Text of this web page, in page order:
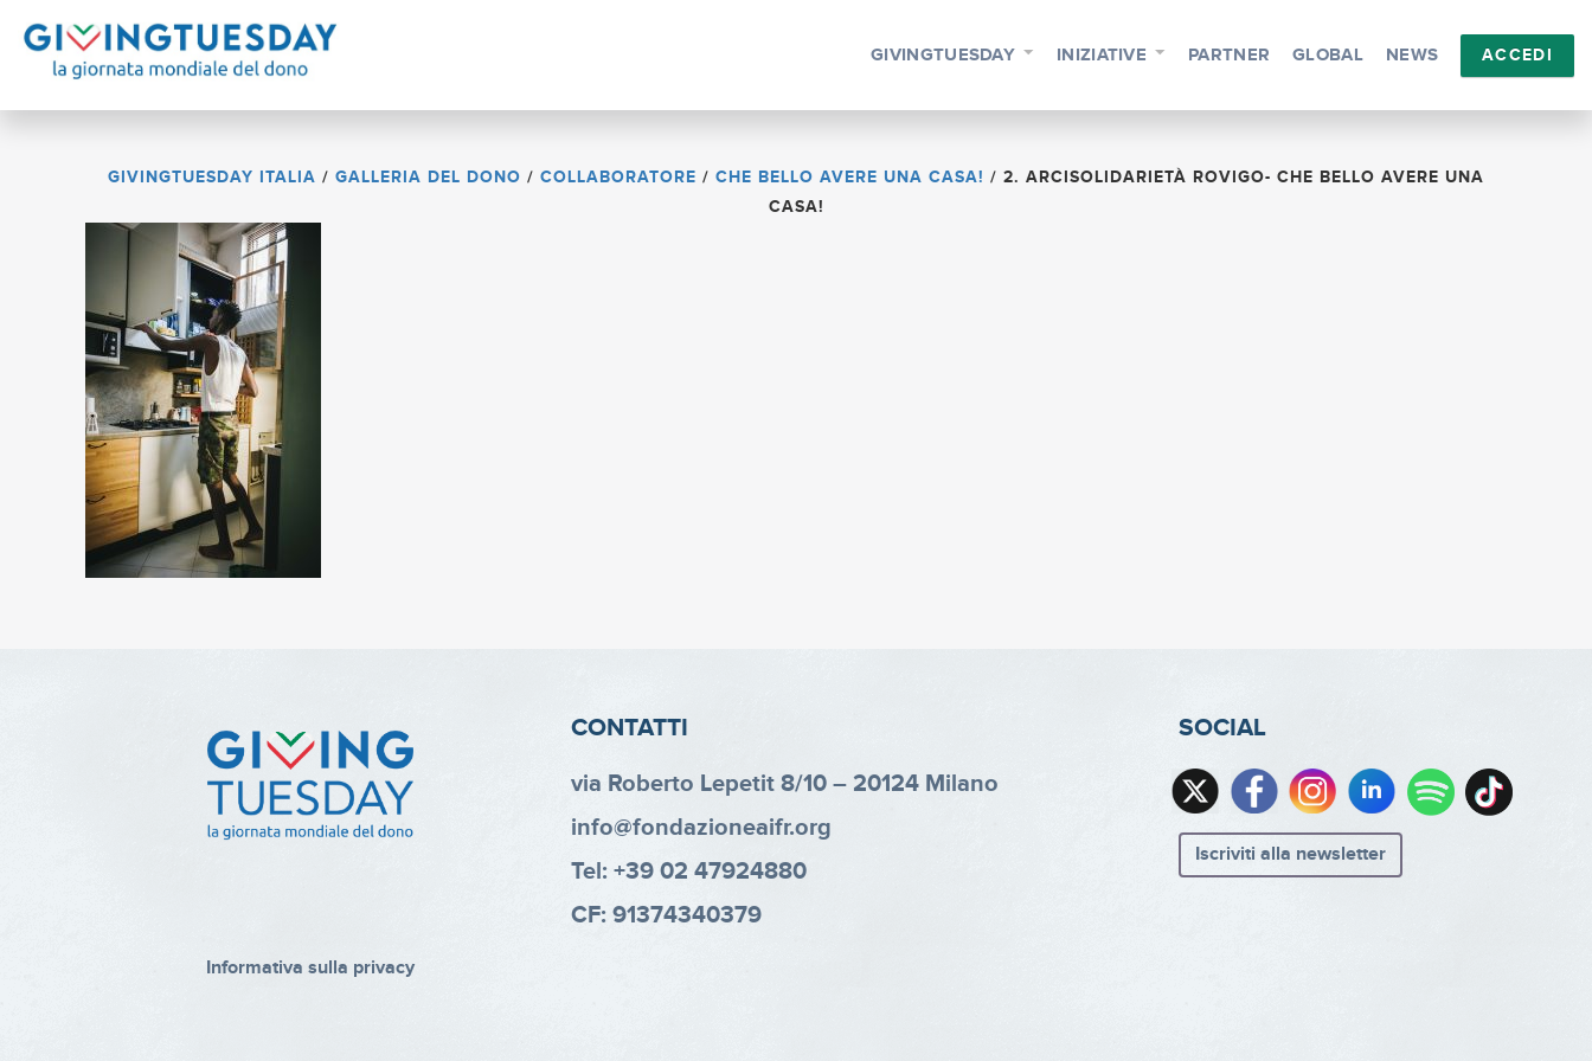
GIVINGTUESDAY INIZIATIVE PARTNER GLOBAL NEWS ACCEDI
GIVINGTUESDAY ITALIA / GALLERIA DEL DONO / COLLABORATORE / CHE BELLO AVERE UNA CASA! / 2. ARCISOLIDARIETÀ ROVIGO- CHE BELLO AVERE UNA
CASA!
Informativa sulla privacy
CONTATTI
via Roberto Lepetit 8/10 – 20124 Milano
info@fondazioneaifr.org
Tel: +39 02 47924880
CF: 91374340379
SOCIAL
Iscriviti alla newsletter